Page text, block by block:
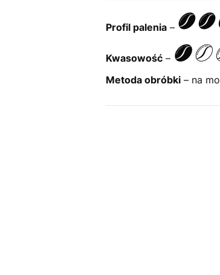
Profil palenia–
Kwasowość–
Metoda obróbki– na